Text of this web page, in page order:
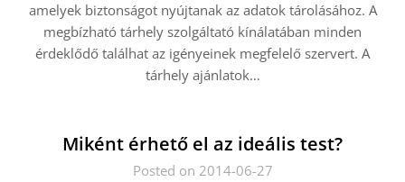
amelyek biztonságot nyújtanak az adatok tárolásához. A
megbízható tárhely szolgáltató kínálatában minden
érdeklődő találhat az igényeinek megfelelő szervert. A
tárhely ajánlatok…
Miként érhető el az ideális test?
Posted on 2014-06-27